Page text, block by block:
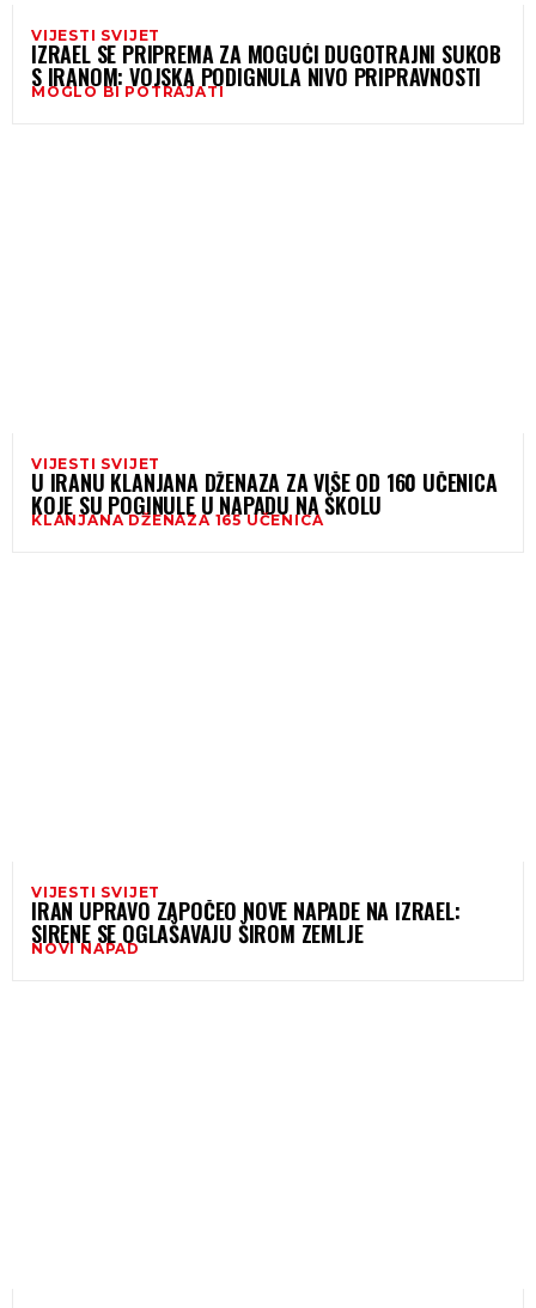
VIJESTI SVIJET
IZRAEL SE PRIPREMA ZA MOGUĆI DUGOTRAJNI SUKOB
S IRANOM: VOJSKA PODIGNULA NIVO PRIPRAVNOSTI
MOGLO BI POTRAJATI
VIJESTI SVIJET
U IRANU KLANJANA DŽENAZA ZA VIŠE OD 160 UČENICA
KOJE SU POGINULE U NAPADU NA ŠKOLU
KLANJANA DŽENAZA 165 UČENICA
VIJESTI SVIJET
IRAN UPRAVO ZAPOČEO NOVE NAPADE NA IZRAEL:
SIRENE SE OGLAŠAVAJU ŠIROM ZEMLJE
NOVI NAPAD